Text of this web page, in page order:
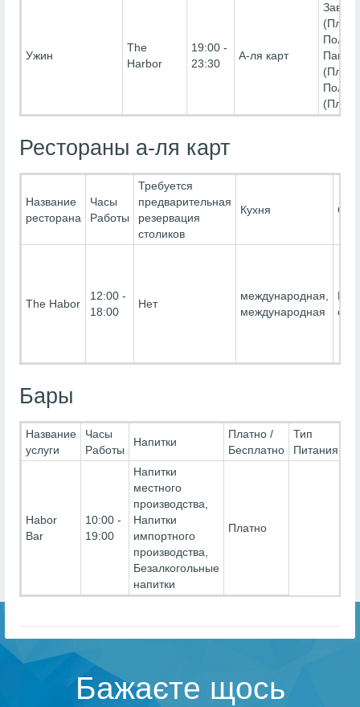
Ужин
The
Harbor
19:00 -
23:30
А-ля карт
Рестораны а-ля карт
Название
ресторана
Часы
Работы
Требуется
предварительная
резервация
столиков
Кухня
The Habor
12:00 -
18:00
Нет
международная,
международная
Без
Бары
Название
услуги
Часы
Работы
Напитки
Платно /
Бесплатно
Тип
Питания
Habor
Bar
10:00 -
19:00
Напитки
местного
производства,
Напитки
импортного
производства,
Безалкогольные
напитки
Платно
Бажаєте щось